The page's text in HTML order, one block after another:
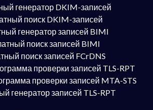
генератор DKIM-записей
поиск DKIM-записей
генератор записей BIMI
поиск записей BIMI
поиск записей FCrDNS
проверки записей TLS-RPT
проверки записей MTA-STS
генератор записей TLS-RPT